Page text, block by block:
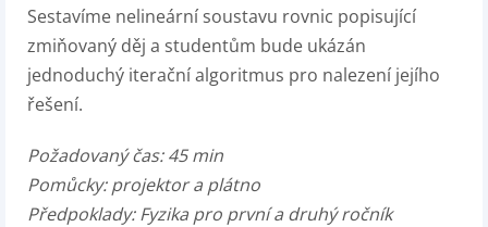
Sestavíme nelineární soustavu rovnic popisující
zmiňovaný děj a studentům bude ukázán
jednoduchý iterační algoritmus pro nalezení jejího
řešení.
Požadovaný čas: 45 min
Pomůcky: projektor a plátno
Předpoklady: Fyzika pro první a druhý ročník